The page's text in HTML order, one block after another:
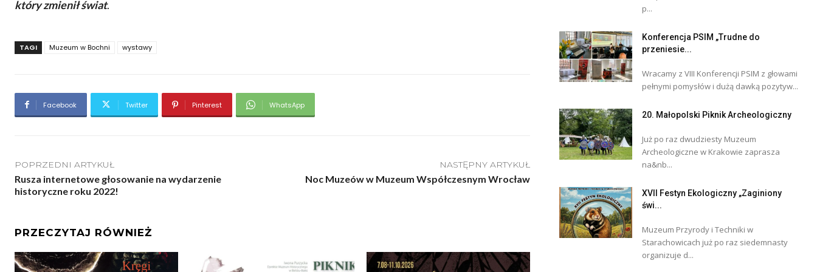
który zmienił świat.
TAGI Muzeum w Bochni wystawy
Facebook Twitter Pinterest WhatsApp
POPRZEDNI ARTYKUŁ
Rusza internetowe głosowanie na wydarzenie
historyczne roku 2022!
NASTĘPNY ARTYKUŁ
Noc Muzeów w Muzeum Współczesnym Wrocław
PRZECZYTAJ RÓWNIEŻ
p...
Konferencja PSIM „Trudne do
przeniesie...
Wracamy z VIII Konferencji PSIM z głowami
pełnymi pomysłów i dużą dawką pozytyw...
20. Małopolski Piknik Archeologiczny
Już po raz dwudziesty Muzeum
Archeologiczne w Krakowie zaprasza
na&nb...
XVII Festyn Ekologiczny „Zaginiony
świ...
Muzeum Przyrody i Techniki w
Starachowicach już po raz siedemnasty
organizuje d...